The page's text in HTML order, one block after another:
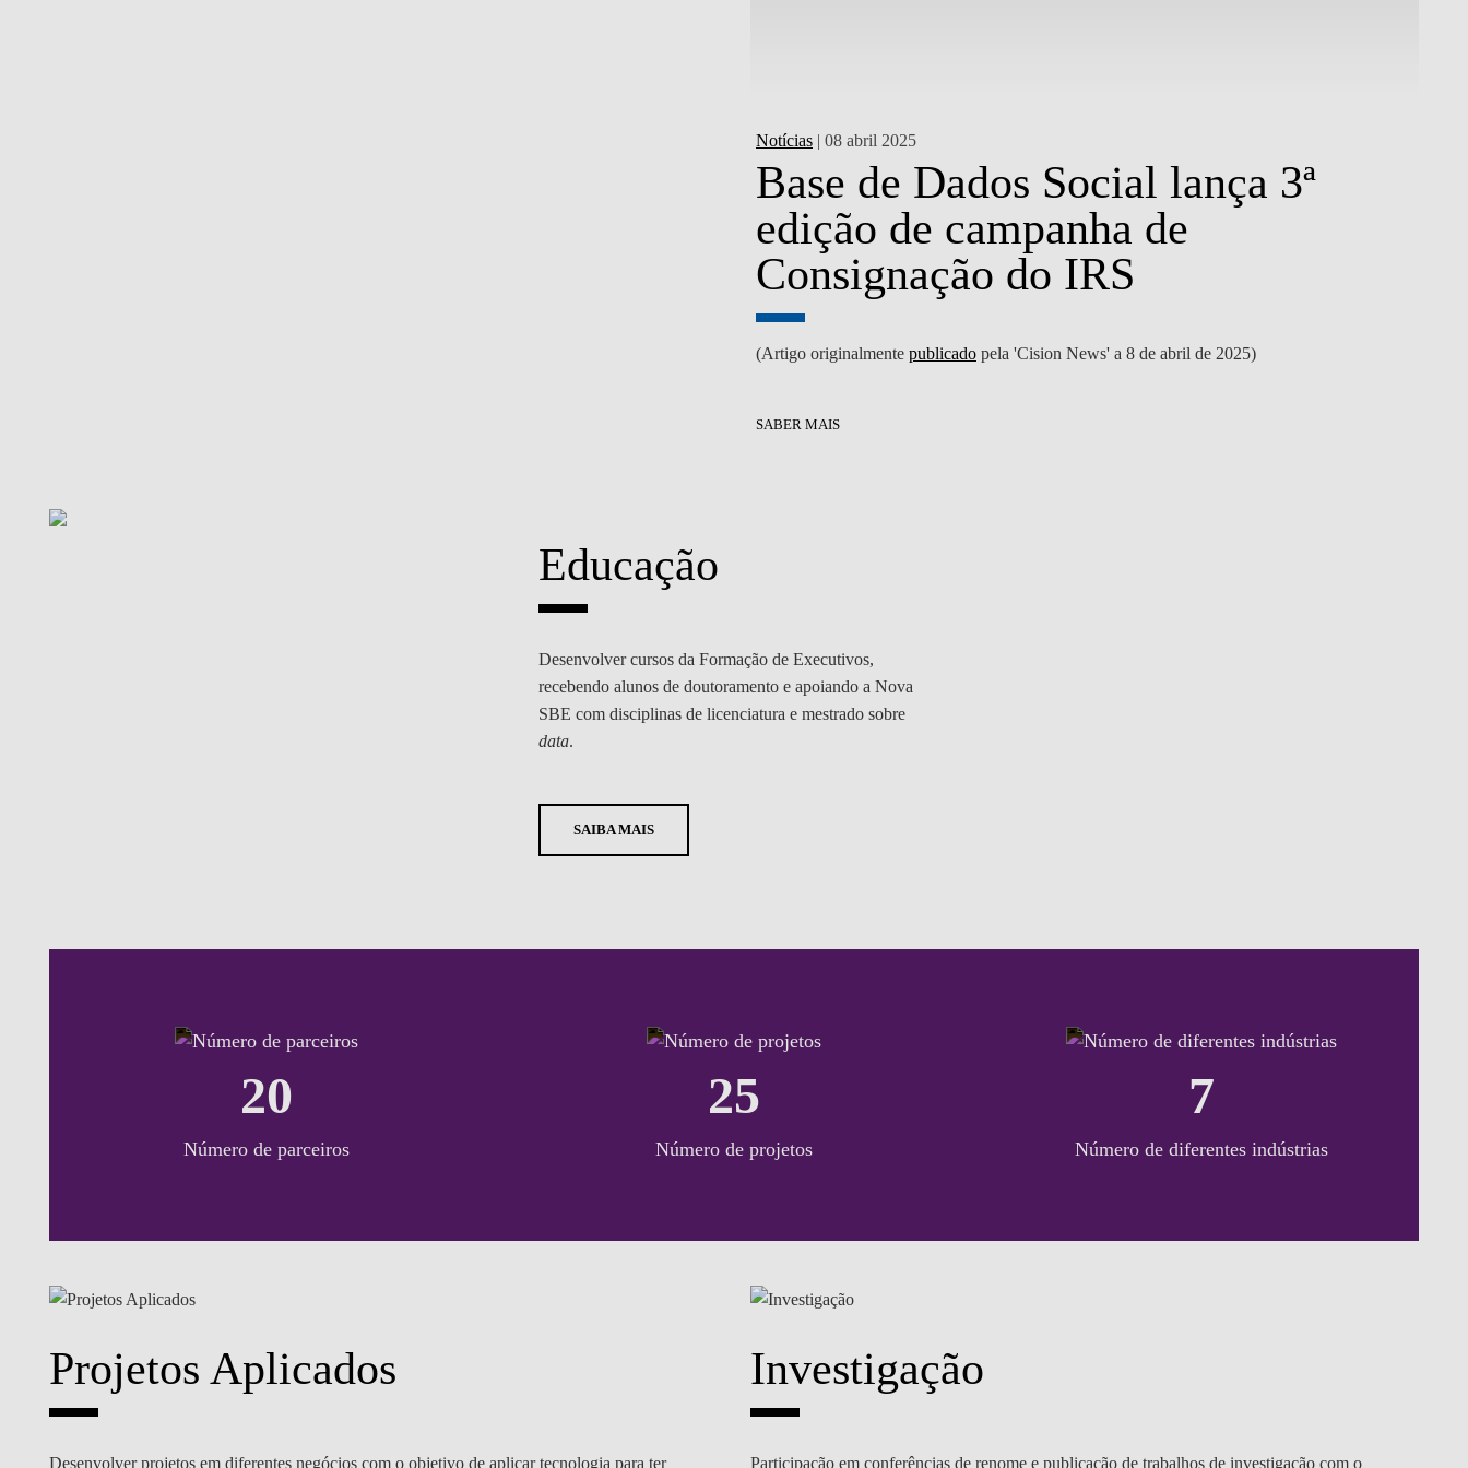
Notícias | 08 abril 2025
Base de Dados Social lança 3ª
edição de campanha de
Consignação do IRS
(Artigo originalmente publicado pela 'Cision News' a 8 de abril de 2025)
SABER MAIS
Educação
Desenvolver cursos da Formação de Executivos,
recebendo alunos de doutoramento e apoiando a Nova
SBE com disciplinas de licenciatura e mestrado sobre
data.
SAIBA MAIS
20
Número de parceiros
25
Número de projetos
7
Número de diferentes indústrias
Projetos Aplicados
Desenvolver projetos em diferentes negócios com o objetivo de aplicar tecnologia para ter
Investigação
Participação em conferências de renome e publicação de trabalhos de investigação com o